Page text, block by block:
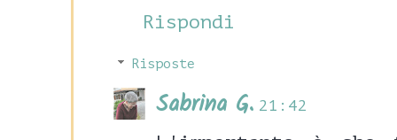
Rispondi
Risposte
Sabrina G. 21:42